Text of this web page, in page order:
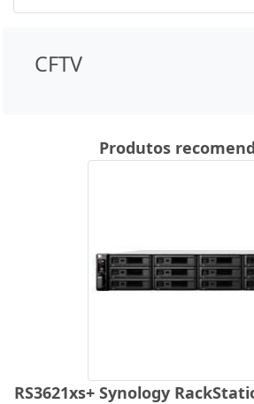
CFTV
Produtos
RS3621xs+ Synology